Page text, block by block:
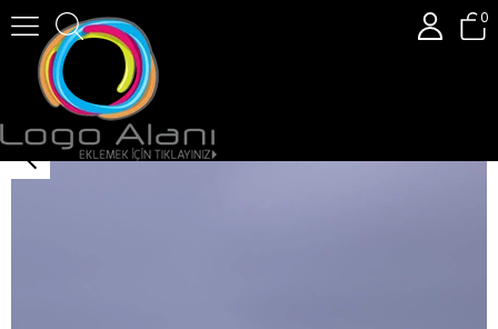
0
Puma Court Lally Skye White Kadın Sneaker Ayakkabı